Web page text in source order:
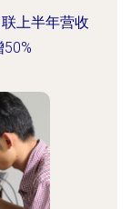
上半年营收